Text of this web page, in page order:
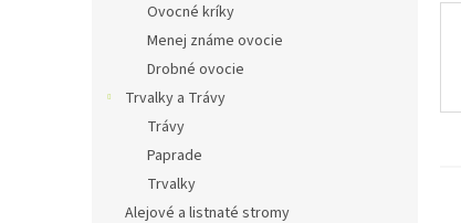
Ovocné kríky
Menej známe ovocie
Drobné ovocie
Trvalky a Trávy
Trávy
Paprade
Trvalky
Alejové a listnaté stromy